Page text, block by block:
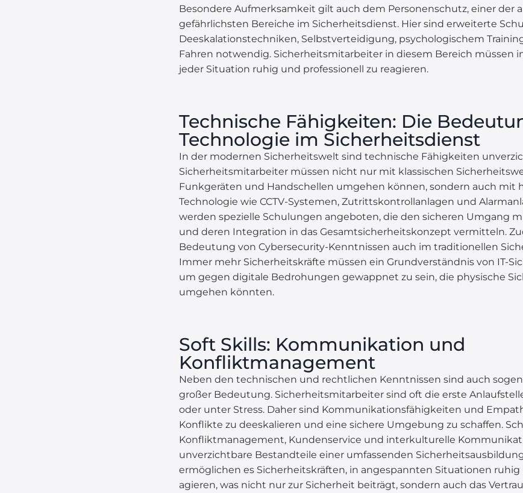
Besondere Aufmerksamkeit gilt auch dem Personenschutz, einer der
gefährlichsten Bereiche im Sicherheitsdienst. Hier sind erweiterte
Deeskalationstechniken, Selbstverteidigung, psychologischem
Fahren notwendig. Sicherheitsmitarbeiter in diesem Bereich müssen
jeder Situation ruhig und professionell zu reagieren.
Technische Fähigkeiten: Die
Technologie im Sicherheitsdienst
In der modernen Sicherheitswelt sind technische Fähigkeiten
Sicherheitsmitarbeiter müssen nicht nur mit klassischen
Funkgeräten und Handschellen umgehen können, sondern auch mit
Technologie wie CCTV-Systemen, Zutrittskontrollanlagen und
werden spezielle Schulungen angeboten, die den sicheren Umgang
und deren Integration in das Gesamtsicherheitskonzept vermitteln.
Bedeutung von Cybersecurity-Kenntnissen auch im traditionellen
Immer mehr Sicherheitskräfte müssen ein Grundverständnis von IT-
um gegen digitale Bedrohungen gewappnet zu sein, die physische
umgehen könnten.
Soft Skills: Kommunikation und
Konfliktmanagement
Neben den technischen und rechtlichen Kenntnissen sind auch
großer Bedeutung. Sicherheitsmitarbeiter sind oft die erste
oder unter Stress. Daher sind Kommunikationsfähigkeiten und
Konflikte zu deeskalieren und eine sichere Umgebung zu schaffen.
Konfliktmanagement, Kundenservice und interkulturelle
unverzichtbare Bestandteile einer umfassenden
ermöglichen es Sicherheitskräften, in angespannten Situationen
agieren, was nicht nur zur Sicherheit beiträgt, sondern auch das